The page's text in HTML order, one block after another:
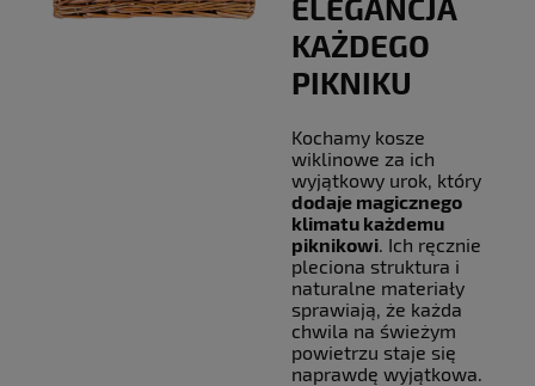
ELEGANCJA
KAŻDEGO
PIKNIKU
Kochamy kosze
wiklinowe za ich
wyjątkowy urok, który
dodaje magicznego
klimatu każdemu
piknikowi . Ich ręcznie
pleciona struktura i
naturalne materiały
sprawiają, że każda
chwila na świeżym
powietrzu staje się
naprawdę wyjątkowa.